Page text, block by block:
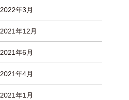
2022年3月
2021年12月
2021年6月
2021年4月
2021年1月